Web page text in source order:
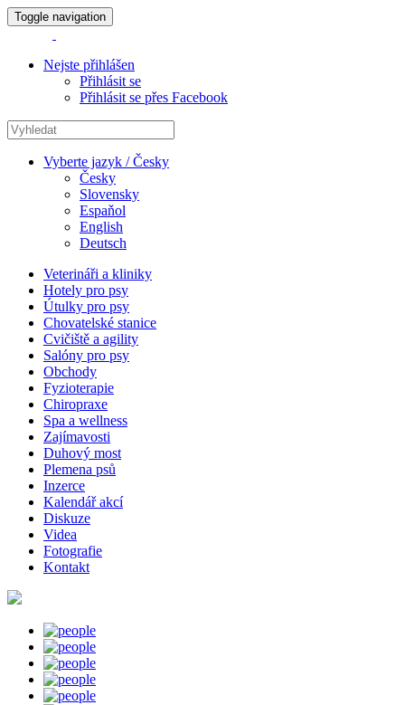
Toggle navigation
Nejste přihlášen
Přihlásit se
Přihlásit se přes Facebook
Vyberte jazyk / Česky
Česky
Slovensky
Espaňol
English
Deutsch
Veterináři a kliniky
Hotely pro psy
Útulky pro psy
Chovatelské stanice
Cvičiště a agility
Salóny pro psy
Obchody
Fyzioterapie
Chiropraxe
Spa a wellness
Zajímavosti
Duhový most
Plemena psů
Inzerce
Kalendář akcí
Diskuze
Videa
Fotografie
Kontakt